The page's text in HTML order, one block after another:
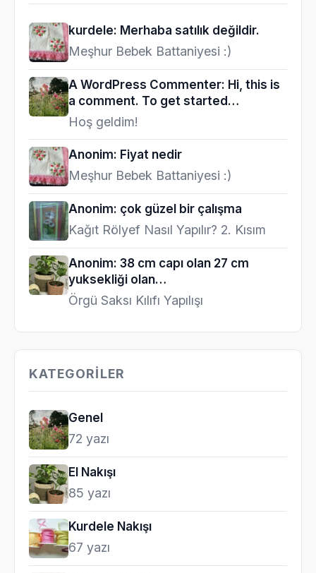
kurdele: Merhaba satılık değildir.
Meşhur Bebek Battaniyesi :)
A WordPress Commenter: Hi, this is
a comment. To get started…
Hoş geldim!
Anonim: Fiyat nedir
Meşhur Bebek Battaniyesi :)
Anonim: çok güzel bir çalışma
Kağıt Rölyef Nasıl Yapılır? 2. Kısım
Anonim: 38 cm capı olan 27 cm
yuksekliği olan…
Örgü Saksı Kılıfı Yapılışı
KATEGORILER
Genel
72 yazı
El Nakışı
85 yazı
Kurdele Nakışı
67 yazı